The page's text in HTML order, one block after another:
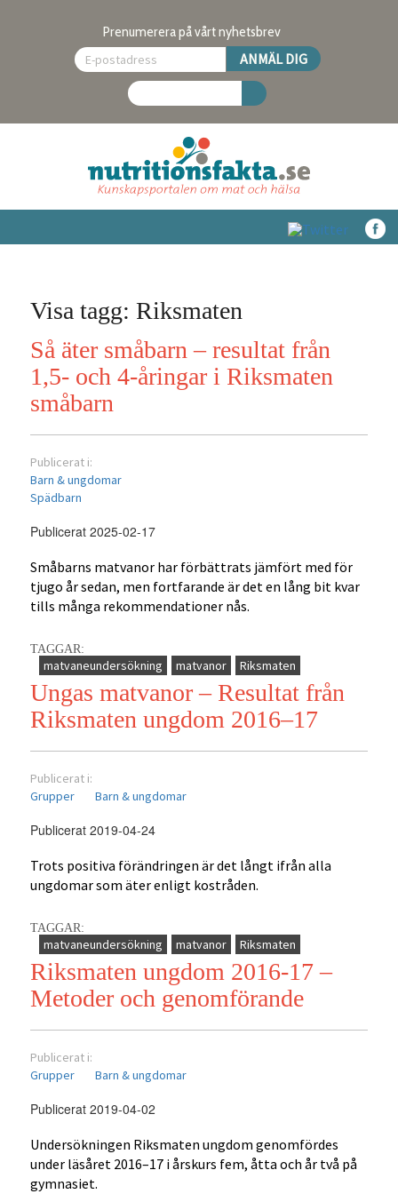
Prenumerera på vårt nyhetsbrev
Visa tagg: Riksmaten
Så äter småbarn – resultat från
1,5- och 4-åringar i Riksmaten
småbarn
Publicerat i:
Barn & ungdomar
Spädbarn
Publicerat 2025-02-17
Småbarns matvanor har förbättrats jämfört med för
tjugo år sedan, men fortfarande är det en lång bit kvar
tills många rekommendationer nås.
TAGGAR:
matvaneundersökning matvanor Riksmaten
Ungas matvanor – Resultat från
Riksmaten ungdom 2016–17
Publicerat i:
Grupper
Barn & ungdomar
Publicerat 2019-04-24
Trots positiva förändringen är det långt ifrån alla
ungdomar som äter enligt kostråden.
TAGGAR:
matvaneundersökning matvanor Riksmaten
Riksmaten ungdom 2016-17 –
Metoder och genomförande
Publicerat i:
Grupper
Barn & ungdomar
Publicerat 2019-04-02
Undersökningen Riksmaten ungdom genomfördes
under läsåret 2016–17 i årskurs fem, åtta och år två på
gymnasiet.